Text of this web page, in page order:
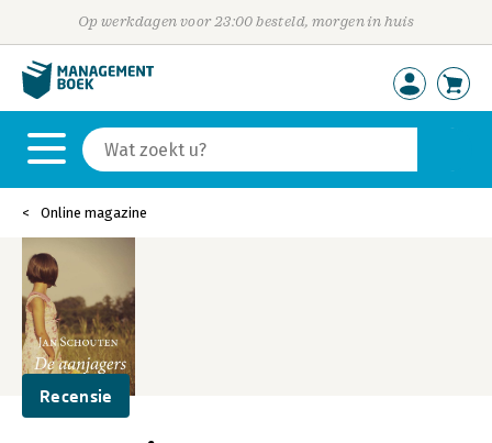
Op werkdagen voor 23:00 besteld, morgen in huis
Online magazine
Recensie